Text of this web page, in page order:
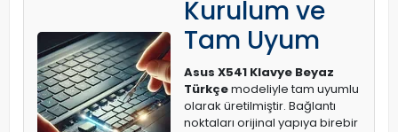
Kurulum ve
Tam Uyum
Asus X541 Klavye Beyaz
Türkçemodeliyle tam uyumlu
olarak üretilmiştir. Bağlantı
noktaları orijinal yapıya birebir